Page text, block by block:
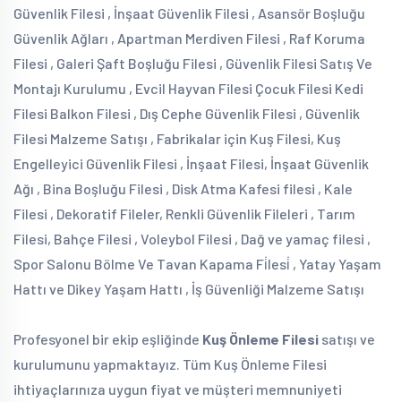
Güvenlik Filesi , İnşaat Güvenlik Filesi , Asansör Boşluğu
Güvenlik Ağları , Apartman Merdiven Filesi , Raf Koruma
Filesi , Galeri Şaft Boşluğu Filesi , Güvenlik Filesi Satış Ve
Montajı Kurulumu , Evcil Hayvan Filesi Çocuk Filesi Kedi
Filesi Balkon Filesi , Dış Cephe Güvenlik Filesi , Güvenlik
Filesi Malzeme Satışı , Fabrikalar için Kuş Filesi, Kuş
Engelleyici Güvenlik Filesi , İnşaat Filesi, İnşaat Güvenlik
Ağı , Bina Boşluğu Filesi , Disk Atma Kafesi filesi , Kale
Filesi , Dekoratif Fileler, Renkli Güvenlik Fileleri , Tarım
Filesi, Bahçe Filesi , Voleybol Filesi , Dağ ve yamaç filesi ,
Spor Salonu Bölme Ve Tavan Kapama Fi̇lesi̇ , Yatay Yaşam
Hattı ve Dikey Yaşam Hattı , İş Güvenliği Malzeme Satışı
Profesyonel bir ekip eşliğinde Kuş Önleme Filesi satışı ve
kurulumunu yapmaktayız. Tüm Kuş Önleme Filesi
ihtiyaçlarınıza uygun fiyat ve müşteri memnuniyeti